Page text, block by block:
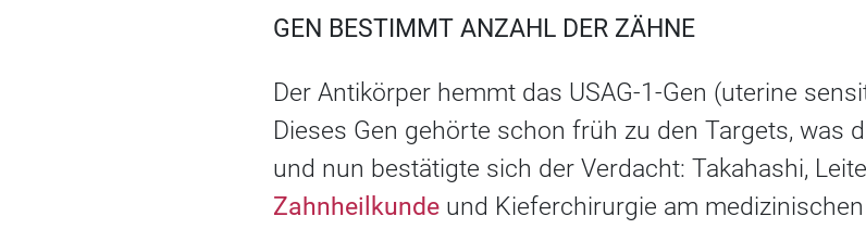
GEN BESTIMMT ANZAHL DER ZÄHNE
Der Antikörper hemmt das USAG-1-Gen (uterine
Dieses Gen gehörte schon früh zu den Targets, was
und nun bestätigte sich der Verdacht: Takahashi,
Zahnheilkunde und Kieferchirurgie am